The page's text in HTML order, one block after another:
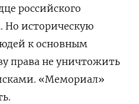
российского
Но историческую
к основным
права не уничтожить
«Мемориал»